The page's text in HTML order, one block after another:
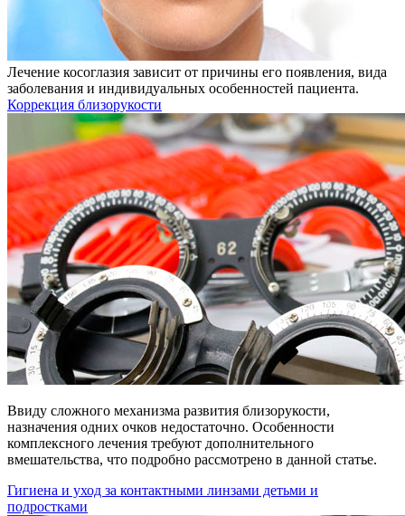
Лечение косоглазия зависит от причины его появления, вида
заболевания и индивидуальных особенностей пациента.
Коррекция близорукости
Ввиду сложного механизма развития близорукости,
назначения одних очков недостаточно. Особенности
комплексного лечения требуют дополнительного
вмешательства, что подробно рассмотрено в данной статье.
Гигиена и уход за контактными линзами детьми и
подростками